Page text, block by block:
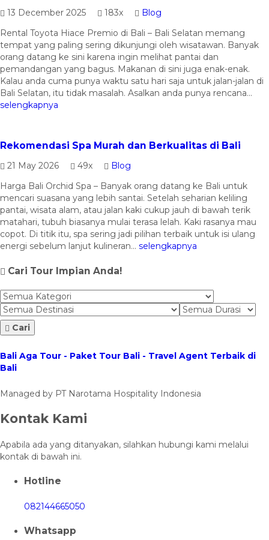
13 December 2025 183x
Blog
Rental Toyota Hiace Premio di Bali – Bali Selatan memang
tempat yang paling sering dikunjungi oleh wisatawan. Banyak
orang datang ke sini karena ingin melihat pantai dan
pemandangan yang bagus. Makanan di sini juga enak-enak.
Kalau anda cuma punya waktu satu hari saja untuk jalan-jalan di
Bali Selatan, itu tidak masalah. Asalkan anda punya rencana...
selengkapnya
Rekomendasi Spa Murah dan Berkualitas di Bali
21 May 2026 49x
Blog
Harga Bali Orchid Spa – Banyak orang datang ke Bali untuk
mencari suasana yang lebih santai. Setelah seharian keliling
pantai, wisata alam, atau jalan kaki cukup jauh di bawah terik
matahari, tubuh biasanya mulai terasa lelah. Kaki rasanya mau
copot. Di titik itu, spa sering jadi pilihan terbaik untuk isi ulang
energi sebelum lanjut kulineran... selengkapnya
Cari Tour Impian Anda!
Cari
Bali Aga Tour - Paket Tour Bali - Travel Agent Terbaik di
Bali
Managed by PT Narotama Hospitality Indonesia
Kontak Kami
Apabila ada yang ditanyakan, silahkan hubungi kami melalui
kontak di bawah ini.
Hotline
082144665050
Whatsapp